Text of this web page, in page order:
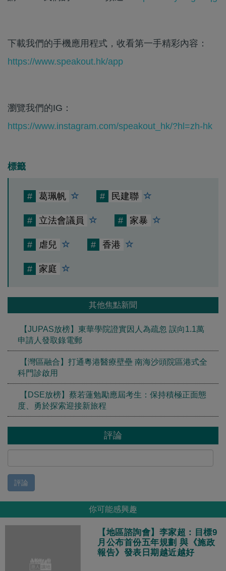
下載我們的手機應用程式，收看第一手精彩內容：
https://www.speakout.hk/app
瀏覽我們的IG：
https://www.instagram.com/speakout_hk/?hl=zh-hk
標籤
# 葛珮帆 # 民建聯
# 立法會議員 # 家暴
# 虐兒 # 香港
# 家庭
其他焦點新聞
【JUPAS放榜】東華學院證實因人為疏忽 誤向1.1萬
申請人發取錄電郵
【灣區融合】打通粵港醫療壁壘 南海沙頭院區港式全
科門診啟用
【DSE放榜】蔡若蓮勉勵應屆考生：保持積極正面態
度、勇於探索迎接新旅程
評論
評論
你可能感興趣
【地區諮詢會】李家超：目標9
月公布首份五年規劃 與《施政
報告》發表日期越近越好